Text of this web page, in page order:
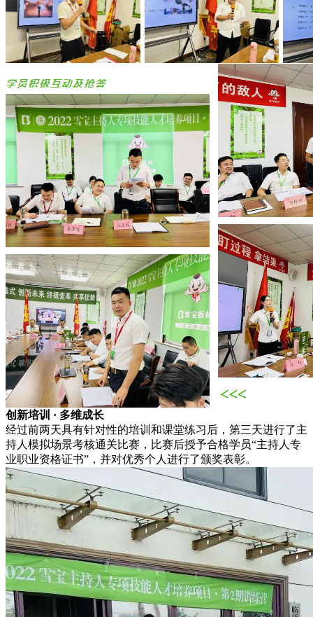
创新培训 · 多维成长
经过前两天具有针对性的培训和课堂练习后，第三天进行了主
持人模拟场景考核通关比赛，比赛后授予合格学员“主持人专
业职业资格证书”，并对优秀个人进行了颁奖表彰。